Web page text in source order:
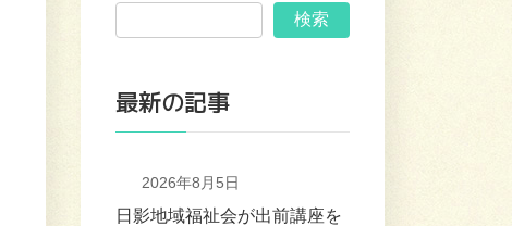
検索
最新の記事
2026年8月5日
日影地域福祉会が出前講座を